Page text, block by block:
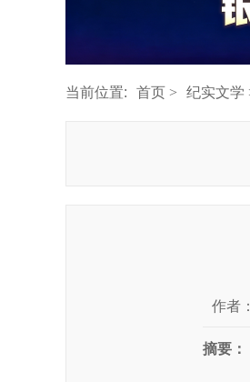
当前位置: 首页 纪实文学
作者：
摘要：